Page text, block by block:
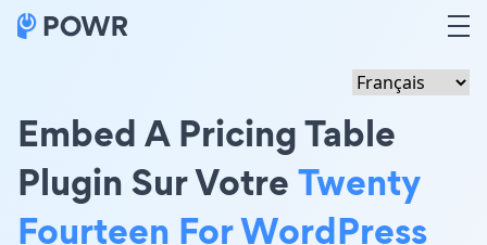
Embed A Pricing Table
Plugin Sur VotreTwenty
Fourteen For WordPress